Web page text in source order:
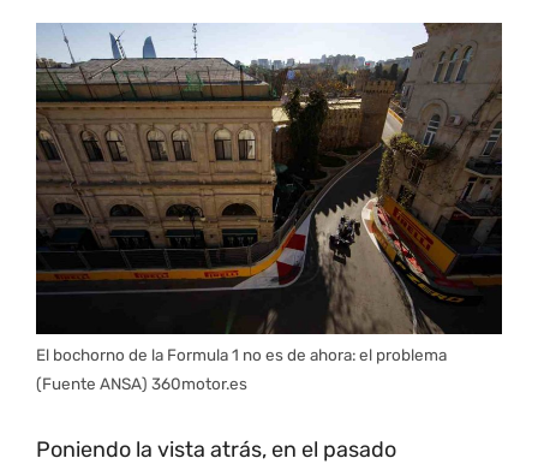
El bochorno de la Formula 1 no es de ahora: el problema
(Fuente ANSA) 360motor.es
Poniendo la vista atrás, en el pasado